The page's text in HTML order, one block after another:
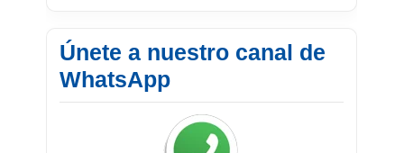
Únete a nuestro canal de
WhatsApp